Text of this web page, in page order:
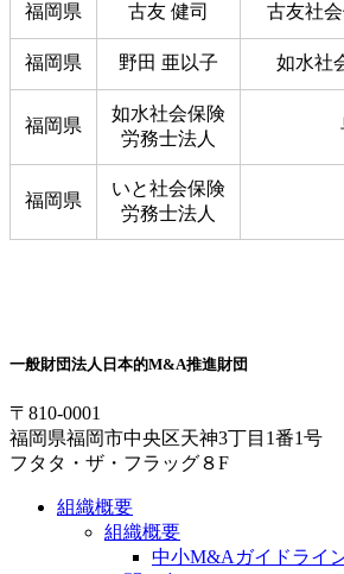
福岡県 古友 健司 古友社
福岡県 野田 亜以子 如水社
福岡県
如水社会保険
労務士法人
福岡県
いと社会保険
労務士法人
一般財団法人 日本的M&A推進財団
〒810-0001
福岡県福岡市中央区天神3丁目1番1号
フタタ・ザ・フラッグ８F
組織概要
組織概要
中小M&Aガイドライ